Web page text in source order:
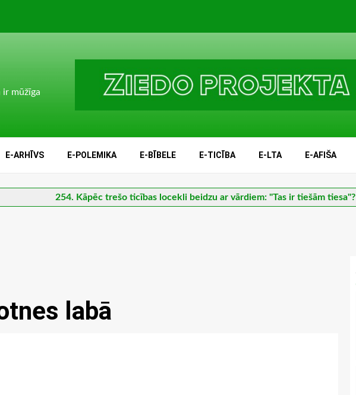
ir mūžīga
E-ARHĪVS E-POLEMIKA E-BĪBELE E-TICĪBA E-LTA E-AFIŠA
254. Kāpēc trešo ticības locekli beidzu ar vārdiem: "Tas ir tiešām tiesa"?
labā